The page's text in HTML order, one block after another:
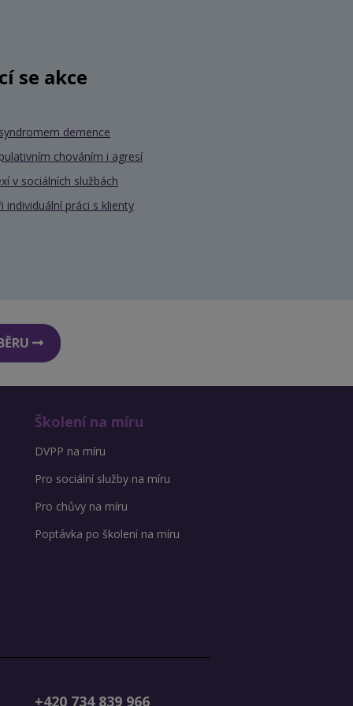
se akce
demence
chováním i agresí
v sociálních službách
individuální práci s klienty
Školení na míru
DVPP na míru
Pro sociální služby na míru
Pro chůvy na míru
Poptávka po školení na míru
+420 734 839 966